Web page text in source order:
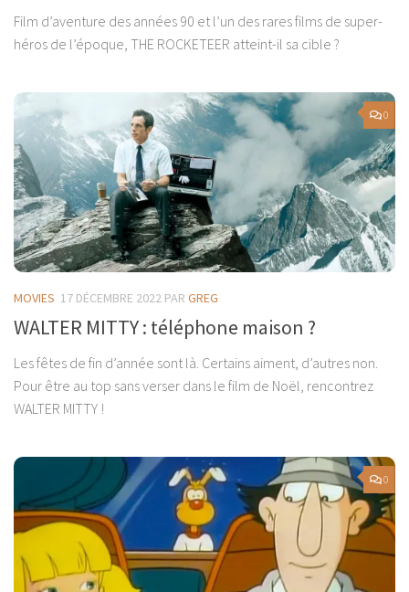
Film d’aventure des années 90 et l’un des rares films de super-
héros de l’époque, THE ROCKETEER atteint-il sa cible ?
0
MOVIES 17 DÉCEMBRE 2022 PAR GREG
WALTER MITTY : téléphone maison ?
Les fêtes de fin d’année sont là. Certains aiment, d’autres non.
Pour être au top sans verser dans le film de Noël, rencontrez
WALTER MITTY !
0